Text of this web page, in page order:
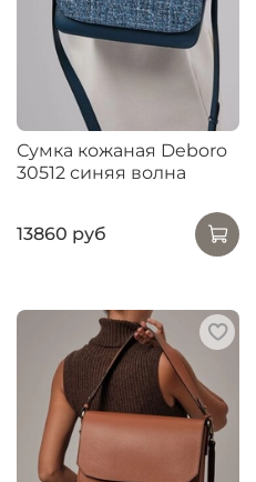
Сумка кожаная Deboro
30512 синяя волна
13860 руб